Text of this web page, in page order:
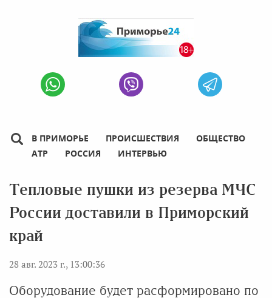
В ПРИМОРЬЕ ПРОИСШЕСТВИЯ
ОБЩЕСТВО
АТР
РОССИЯ ИНТЕРВЬЮ
Тепловые пушки из резерва МЧС
России доставили в Приморский
край
28 авг. 2023 г., 13:00:36
Оборудование будет расформировано по